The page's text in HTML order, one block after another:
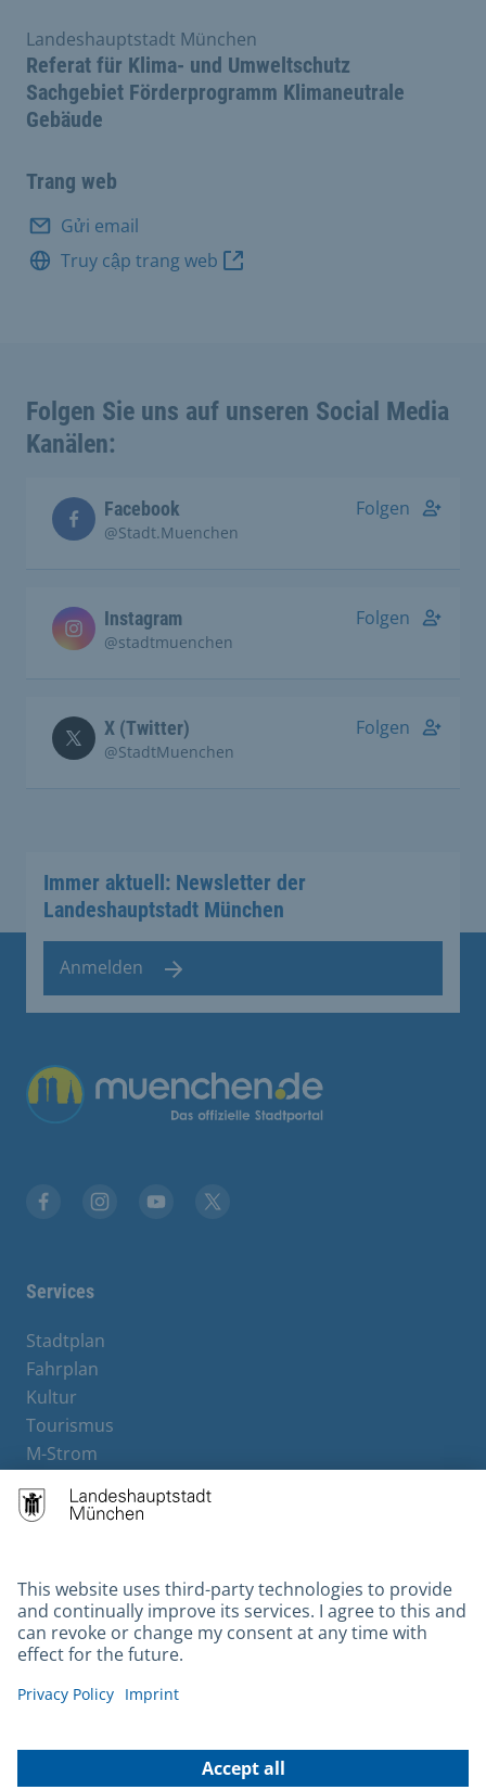
Referat für Klima- und Umweltschutz
Sachgebiet Förderprogramm Klimaneutrale
Gebäude
Landeshauptstadt München
Trang web
Gửi email
Truy cập trang web
Folgen Sie uns auf unseren Social Media
Kanälen:
Facebook
@Stadt.Muenchen
Folgen
Instagram
@stadtmuenchen
Folgen
X (Twitter)
@StadtMuenchen
Folgen
Immer aktuell: Newsletter der
Landeshauptstadt München
Anmelden
Übergreifende Links
Services
Stadtplan
Fahrplan
Kultur
Tourismus
M-Strom
Hotels
Contact
Barrierefreiheit
Leichte Sprache
Gebärdensprache
Kontakt